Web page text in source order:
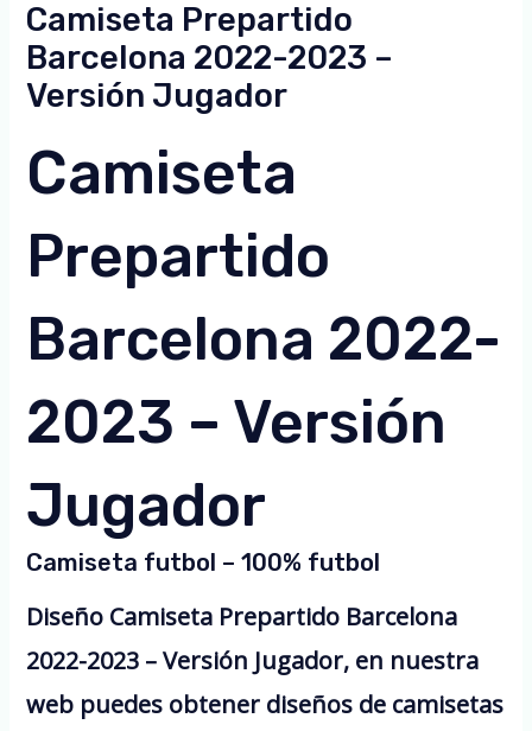
Camiseta Prepartido
Barcelona 2022-2023 –
Versión Jugador
Camiseta
Prepartido
Barcelona 2022-
2023 – Versión
Jugador
Camiseta futbol – 100% futbol
Diseño Camiseta Prepartido Barcelona
2022-2023 – Versión Jugador, en nuestra
web puedes obtener diseños de camisetas